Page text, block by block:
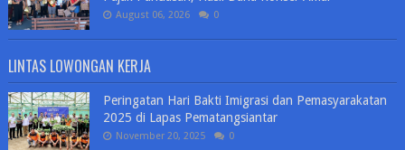
August 06, 2026 0
LINTAS LOWONGAN KERJA
Peringatan Hari Bakti Imigrasi dan Pemasyarakatan
2025 di Lapas Pematangsiantar
November 20, 2025 0